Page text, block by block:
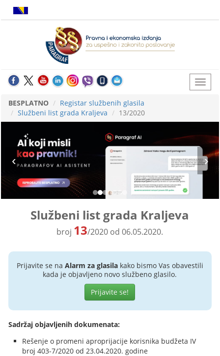
BESPLATNO
Registar službenih glasila
Službeni list grada Kraljeva
13/2020
Službeni list grada Kraljeva
broj 13/2020 od 06.05.2020.
Prijavite se na Alarm za glasilakako bismo Vas obavestili
kada je objavljeno novo službeno glasilo.
Prijavite se!
Sadržaj objavljenih dokumenata:
Rešenje o promeni aproprijacije korisnika budžeta IV
broj 403-7/2020 od 23.04.2020. godine